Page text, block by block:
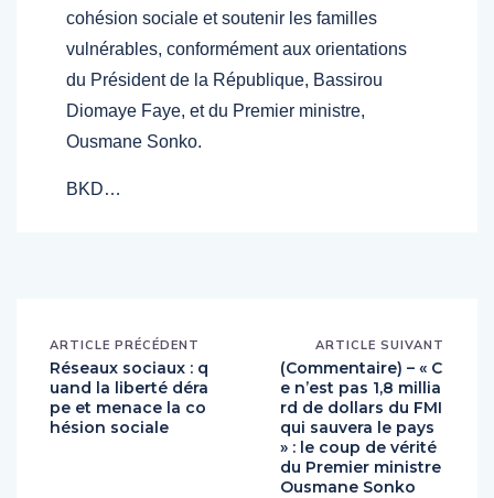
cohésion sociale et soutenir les familles
vulnérables, conformément aux orientations
du Président de la République, Bassirou
Diomaye Faye, et du Premier ministre,
Ousmane Sonko.
BKD…
ARTICLE PRÉCÉDENT
Réseaux sociaux : q
uand la liberté déra
pe et menace la co
hésion sociale
ARTICLE SUIVANT
(Commentaire) – « C
e n’est pas 1,8 millia
rd de dollars du FMI
qui sauvera le pays
» : le coup de vérité
du Premier ministre
Ousmane Sonko